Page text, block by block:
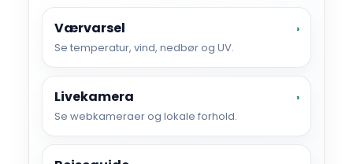
Værvarsel
Se temperatur, vind, nedbør og UV.
›
Livekamera
Se webkameraer og lokale forhold.
›